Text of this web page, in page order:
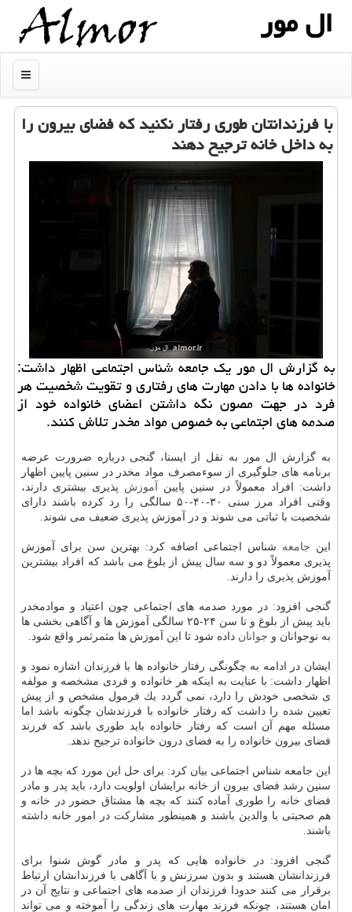
ال مور
منو
با فرزندانتان طوری رفتار نكنید كه فضای بیرون را
به داخل خانه ترجیح دهند
به گزارش ال مور یك جامعه شناس اجتماعی اظهار داشت:
خانواده ها با دادن مهارت های رفتاری و تقویت شخصیت هر
فرد در جهت مصون نگه داشتن اعضای خانواده خود از
صدمه های اجتماعی به خصوص مواد مخدر تلاش كنند.
به گزارش ال مور به نقل از ایسنا، گنجی درباره ضرورت عرضه
برنامه های جلوگیری از سوءمصرف مواد مخدر در سنین پایین اظهار
داشت: افراد معمولاً در سنین پایین
آموزش پذیری بیشتری دارند،
وقتی افراد مرز سنی ۳۰-۴۰-۵۰ سالگی را رد كرده باشند دارای
شخصیت با ثباتی می شوند و در آموزش پذیری ضعیف می شوند.
این جامعه شناس اجتماعی اضافه كرد: بهترین سن برای آموزش
پذیری معمولاً دو و سه سال پیش از بلوغ می باشد كه افراد بیشترین
آموزش پذیری را دارند.
گنجی افزود: در مورد صدمه های اجتماعی چون اعتیاد و موادمخدر
باید پیش از بلوغ و تا سن ۲۴-۲۵ سالگی آموزش ها و آگاهی بخشی ها
به نوجوانان و جوانان داده شود تا این آموزش ها مثمرثمر واقع شود.
ایشان در ادامه به چگونگی رفتار خانواده ها با فرزندان اشاره نمود و
اظهار داشت: با عنایت به اینكه هر خانواده و فردی مشخصه و مولفه
ی شخصی خودش را دارد، نمی گردد یك فرمول مشخص و از پیش
تعیین شده را داشت كه رفتار خانواده با فرزندشان چگونه باشد اما
مسئله مهم آن است كه رفتار خانواده باید طوری باشد كه فرزند
فضای بیرون خانواده را به فضای درون خانواده ترجیح ندهد.
این جامعه شناس اجتماعی بیان كرد: برای حل این مورد كه بچه ها در
سنین رشد فضای بیرون از خانه برایشان اولویت دارد، باید پدر و مادر
فضای خانه را طوری آماده كنند كه بچه ها مشتاق حضور در خانه و
هم صحبتی با والدین باشند و همینطور مشاركت در امور خانه داشته
باشند.
گنجی افزود: در خانواده هایی كه پدر و مادر گوش شنوا برای
فرزندانشان هستند و بدون سرزنش و با آگاهی با فرزندانشان ارتباط
برقرار می كنند حدودا فرزندان از صدمه های اجتماعی و نتایج آن در
امان هستند، چونكه فرزند مهارت های زندگی را آموخته و می تواند